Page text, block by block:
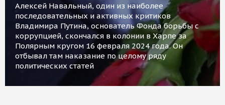
Алексей Навальный, один из наиболее
последовательных и активных критиков
Владимира Путина, основатель Фонда борьбы с
коррупцией, скончался в колонии в Харпе за
Полярным кругом 16 февраля 2024 года. Он
отбывал там наказание по целому ряду
политических статей